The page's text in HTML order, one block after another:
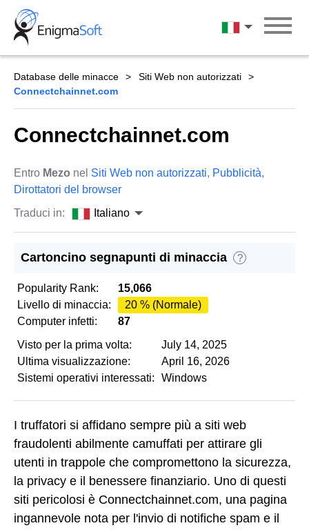
Skip
content
Italiano
Database delle minacce
Siti Web non autorizzati
Connectchainnet.com
Connectchainnet.com
Entro Mezo nel Siti Web non autorizzati, Pubblicità,
Dirottatori del browser
Traduci in:
Italiano
Cartoncino segnapunti di minaccia ?
Popularity Rank:
15,066
Livello di minaccia:
20 % (Normale)
Computer infetti:
87
Visto per la prima volta:
July 14, 2025
Ultima visualizzazione:
April 16, 2026
Sistemi operativi interessati:
Windows
I truffatori si affidano sempre più a siti web
fraudolenti abilmente camuffati per attirare gli
utenti in trappole che compromettono la sicurezza,
la privacy e il benessere finanziario. Uno di questi
siti pericolosi è Connectchainnet.com, una pagina
ingannevole nota per l'invio di notifiche spam e il